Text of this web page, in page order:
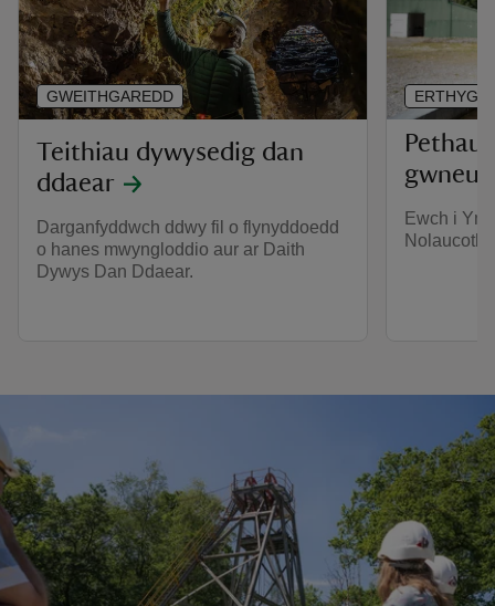
Teithiau dywysedig dan
ddaear
Darganfyddwch ddwy fil o flynyddoedd
o hanes mwyngloddio aur ar Daith
Dywys Dan Ddaear.
GWEITHGAREDD
Pethau
gwneud
Ewch i
Nolaucothi
ERTHYGL